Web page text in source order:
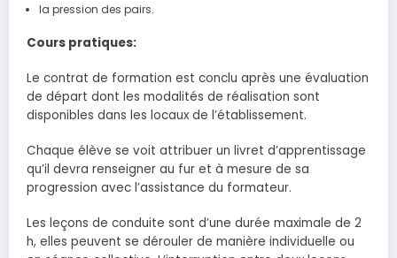
la pression des pairs.
Cours pratiques:
Le contrat de formation est conclu après une évaluation
de départ dont les modalités de réalisation sont
disponibles dans les locaux de l’établissement.
Chaque élève se voit attribuer un livret d’apprentissage
qu’il devra renseigner au fur et à mesure de sa
progression avec l’assistance du formateur.
Les leçons de conduite sont d’une durée maximale de 2
h, elles peuvent se dérouler de manière individuelle ou